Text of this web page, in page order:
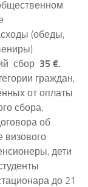
(обеды,
сбор 35 €.
граждан,
от оплаты
сбора,
об
визового
дети
до 21